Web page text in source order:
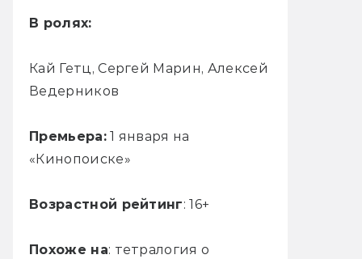
В ролях:
Кай Гетц, Сергей Марин, Алексей
Ведерников
Премьера:1 января на
«Кинопоиске»
Возрастной рейтинг: 16+
Похоже на: тетралогия о